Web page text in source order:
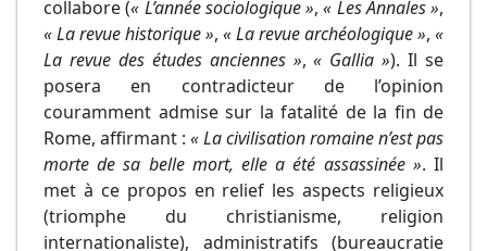
collabore (« L’année sociologique »,« Les Annales »,
« La revue historique », « La revue archéologique », «
La revue des études anciennes »,« Gallia »). Il se
posera en contradicteur de l’opinion
couramment admise sur la fatalité de la fin de
Rome, affirmant : « La civilisation romaine n’est pas
morte de sa belle mort, elle a été assassinée ». Il
met à ce propos en relief les aspects religieux
(triomphe du christianisme, religion
internationaliste), administratifs (bureaucratie